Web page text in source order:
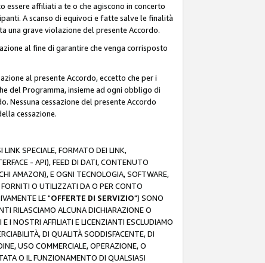
essere affiliati a te o che agiscono in concerto
A scanso di equivoci e fatte salve le finalità
una grave violazione del presente Accordo.
al fine di garantire che venga corrisposto
al presente Accordo, eccetto che per i
del Programma, insieme ad ogni obbligo di
Nessuna cessazione del presente Accordo
cessazione.
SPECIALE, FORMATO DEI LINK,
- API), FEED DI DATI, CONTENUTO
AMAZON), E OGNI TECNOLOGIA, SOFTWARE,
O UTILIZZATI DA O PER CONTO
LE "OFFERTE DI SERVIZIO") SONO
RILASCIAMO ALCUNA DICHIARAZIONE O
I NOSTRI AFFILIATI E LICENZIANTI ESCLUDIAMO
DI QUALITÀ SODDISFACENTE, DI
USO COMMERCIALE, OPERAZIONE, O
O IL FUNZIONAMENTO DI QUALSIASI